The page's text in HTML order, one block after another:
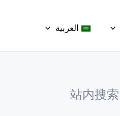
العربية
站内搜索
a